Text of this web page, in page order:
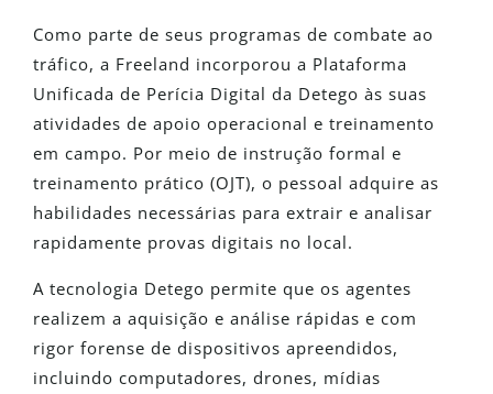
Como parte de seus programas de combate ao
tráfico, a Freeland incorporou a Plataforma
Unificada de Perícia Digital da Detego às suas
atividades de apoio operacional e treinamento
em campo. Por meio de instrução formal e
treinamento prático (OJT), o pessoal adquire as
habilidades necessárias para extrair e analisar
rapidamente provas digitais no local.
A tecnologia Detego permite que os agentes
realizem a aquisição e análise rápidas e com
rigor forense de dispositivos apreendidos,
incluindo computadores, drones, mídias